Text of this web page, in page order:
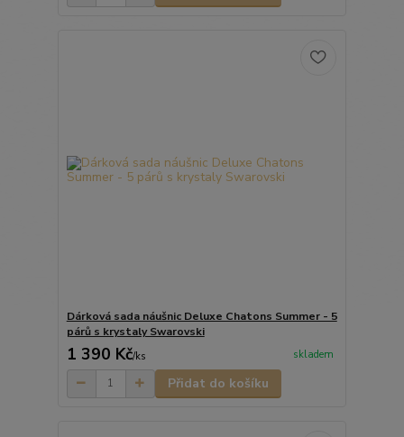
Dárková sada náušnic Deluxe Chatons Summer - 5
párů s krystaly Swarovski
1 390 Kč/ks skladem
Přidat do košíku